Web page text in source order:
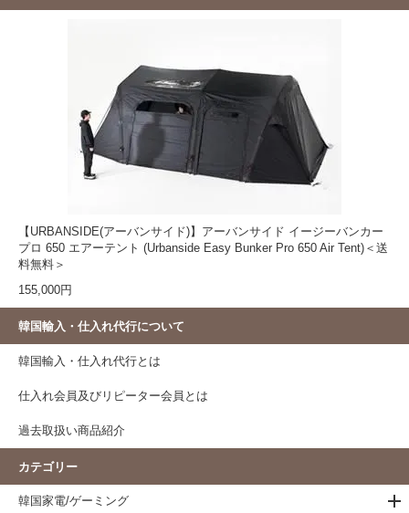
【URBANSIDE(アーバンサイド)】アーバンサイド イージーバンカー
プロ 650 エアーテント (Urbanside Easy Bunker Pro 650 Air Tent)＜送
料無料＞
155,000円
韓国輸入・仕入れ代行について
韓国輸入・仕入れ代行とは
仕入れ会員及びリピーター会員とは
過去取扱い商品紹介
カテゴリー
韓国家電/ゲーミング